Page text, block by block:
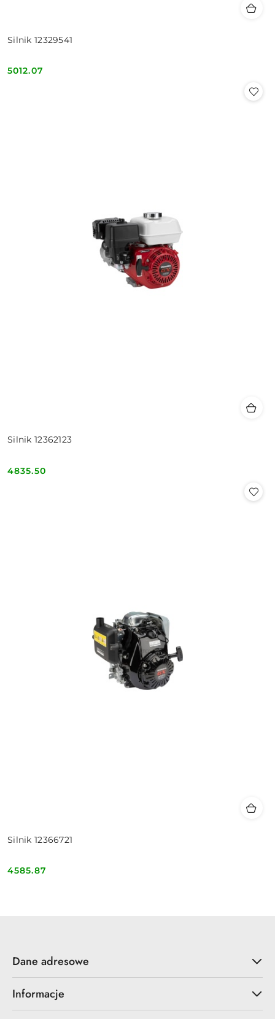
Silnik 12329541
Cena:
5012.07
Silnik 12362123
Cena:
4835.50
Silnik 12366721
Cena:
4585.87
Dane adresowe
Informacje